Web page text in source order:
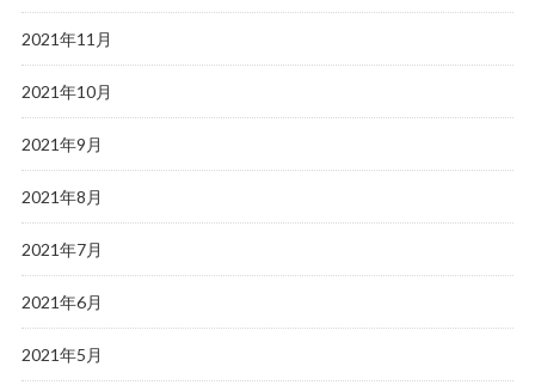
2021年11月
2021年10月
2021年9月
2021年8月
2021年7月
2021年6月
2021年5月